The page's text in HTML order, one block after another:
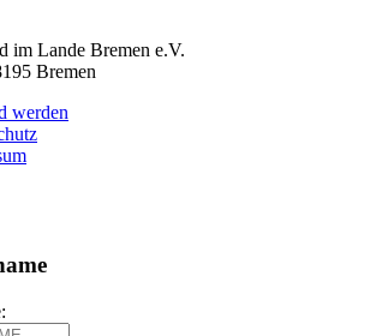
im Lande Bremen e.V.
Bremen
werden